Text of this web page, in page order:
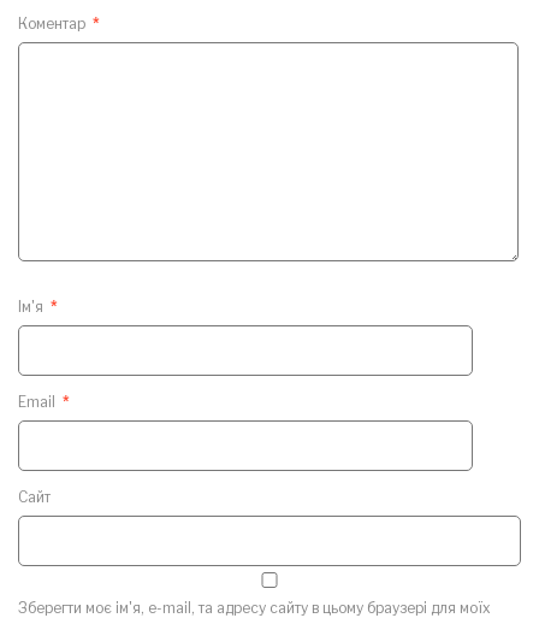
Коментар *
Ім'я *
Email *
Сайт
Зберегти моє ім'я, e-mail, та адресу сайту в цьому браузері для моїх